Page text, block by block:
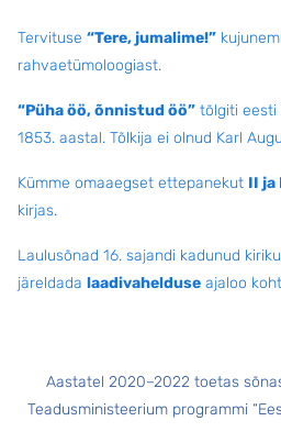
Tervituse “Tere, jumalime!”
rahvaetümoloogiast.
“Püha öö, õnnistud öö” tõlgiti eesti
1853. aastal. Tõlkija ei olnud Karl
Kümme omaaegset ettepanekut II ja
kirjas.
Laulusõnad 16. sajandi kadunud
järeldada laadivahelduse ajaloo
Aastatel 2020–2022 toetas
Teadusministeerium programmi